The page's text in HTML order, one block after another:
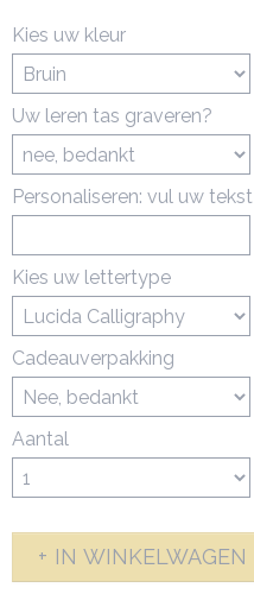
Kies uw kleur
Uw leren tas graveren?
Personaliseren: vul uw
Kies uw lettertype
Cadeauverpakking
Aantal
IN WINKELWAGEN